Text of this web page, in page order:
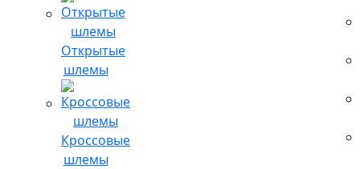
Открытые
шлемы
Кроссовые
шлемы